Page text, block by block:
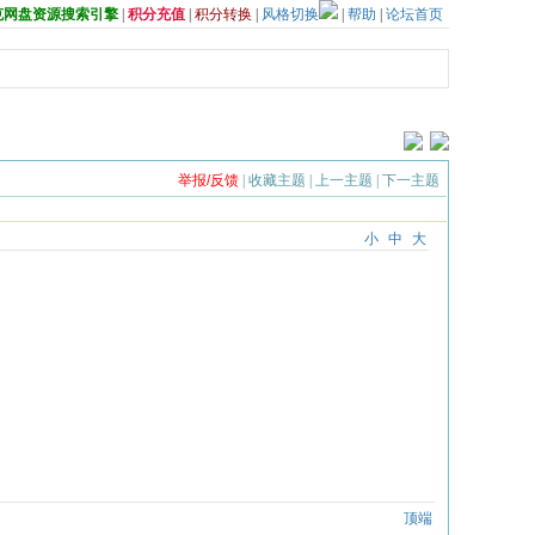
盘资源搜索引擎 积分充值 积分转换 风格切换 帮助 论坛首页
举报/反馈 收藏主题 上一主题 下一主题
小 中 大
顶端